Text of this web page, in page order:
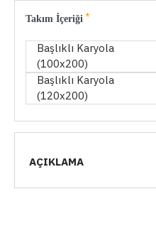
Takım İçeriği
Başlıklı Karyola
(100x200)
Başlıklı Karyola
(120x200)
AÇIKLAMA